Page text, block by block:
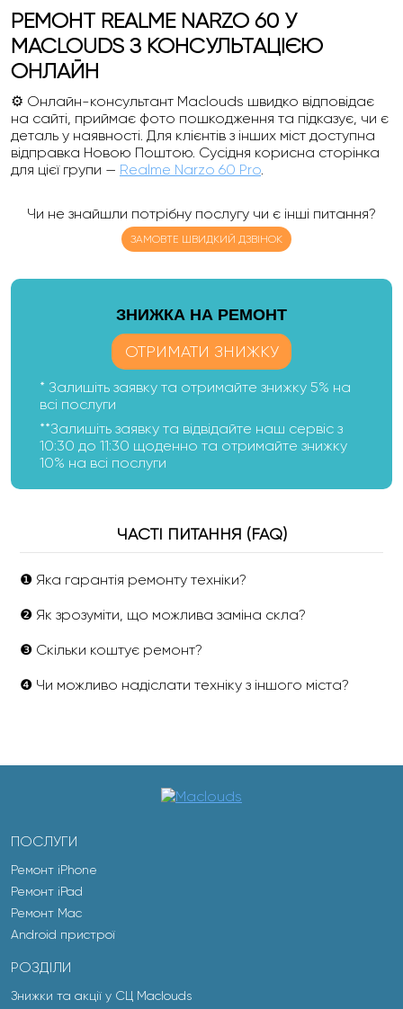
РЕМОНТ REALME NARZO 60 У
MACLOUDS З КОНСУЛЬТАЦІЄЮ
ОНЛАЙН
⚙️ Онлайн-консультант Maclouds швидко відповідає
на сайті, приймає фото пошкодження та підказує, чи є
деталь у наявності. Для клієнтів з інших міст доступна
відправка Новою Поштою. Сусідня корисна сторінка
для цієї групи — Realme Narzo 60 Pro.
Чи не знайшли потрібну послугу чи є інші питання?
ЗАМОВТЕ ШВИДКИЙ ДЗВІНОК
ЗНИЖКА НА РЕМОНТ
ОТРИМАТИ ЗНИЖКУ
* Залишіть заявку та отримайте знижку 5% на
всі послуги
**Залишіть заявку та відвідайте наш сервіс з
10:30 до 11:30 щоденно та отримайте знижку
10% на всі послуги
ЧАСТІ ПИТАННЯ (FAQ)
❶ Яка гарантія ремонту техніки?
❷ Як зрозуміти, що можлива заміна скла?
❸ Скільки коштує ремонт?
❹ Чи можливо надіслати техніку з іншого міста?
ПОСЛУГИ
Ремонт iPhone
Ремонт iPad
Ремонт Mac
Android пристрої
РОЗДІЛИ
Знижки та акції у СЦ Maclouds